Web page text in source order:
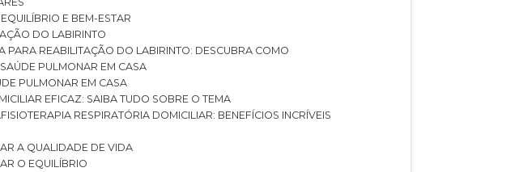
E BEM-ESTAR
DO LABIRINTO
PARA REABILITAÇÃO DO LABIRINTO: DESCUBRA COMO
PULMONAR EM CASA
PULMONAR EM CASA
EFICAZ: SAIBA TUDO SOBRE O TEMA
FISIOTERAPIA RESPIRATÓRIA DOMICILIAR: BENEFÍCIOS INCRÍVEIS
A QUALIDADE DE VIDA
O EQUILÍBRIO